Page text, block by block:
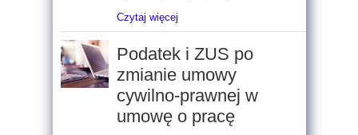
Czytaj więcej
Podatek i ZUS po
zmianie umowy
cywilno-prawnej w
umowę o pracę